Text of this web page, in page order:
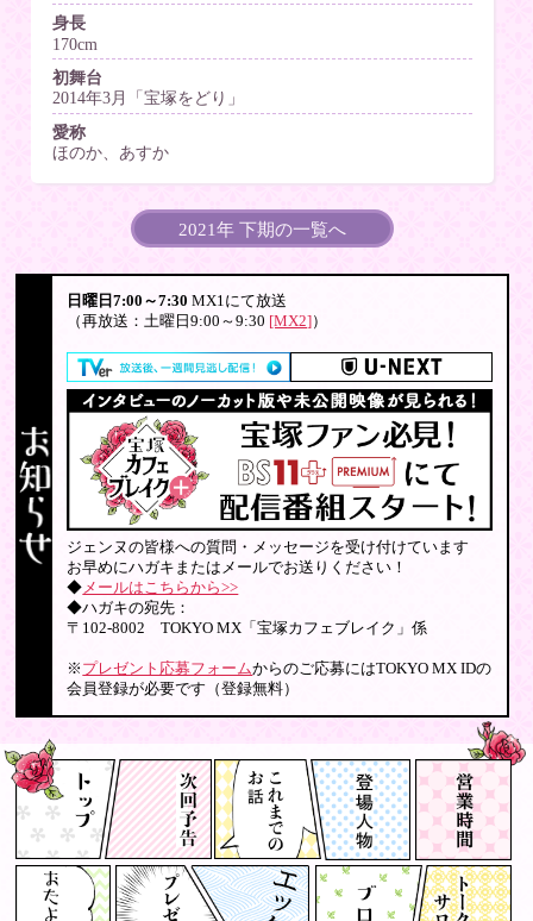
身長
170cm
初舞台
2014年3月「宝塚をどり」
愛称
ほのか、あすか
2021年 下期の一覧へ
日曜日7:00～7:30 MX1にて放送
（再放送：土曜日9:00～9:30 [MX2]）
ジェンヌの皆様への質問・メッセージを受け付けています
お早めにハガキまたはメールでお送りください！
◆メールはこちらから>>
◆ハガキの宛先：
〒102-8002 TOKYO MX「宝塚カフェブレイク」係
※ プレゼント応募フォームからのご応募にはTOKYO MX IDの
会員登録が必要です（登録無料）